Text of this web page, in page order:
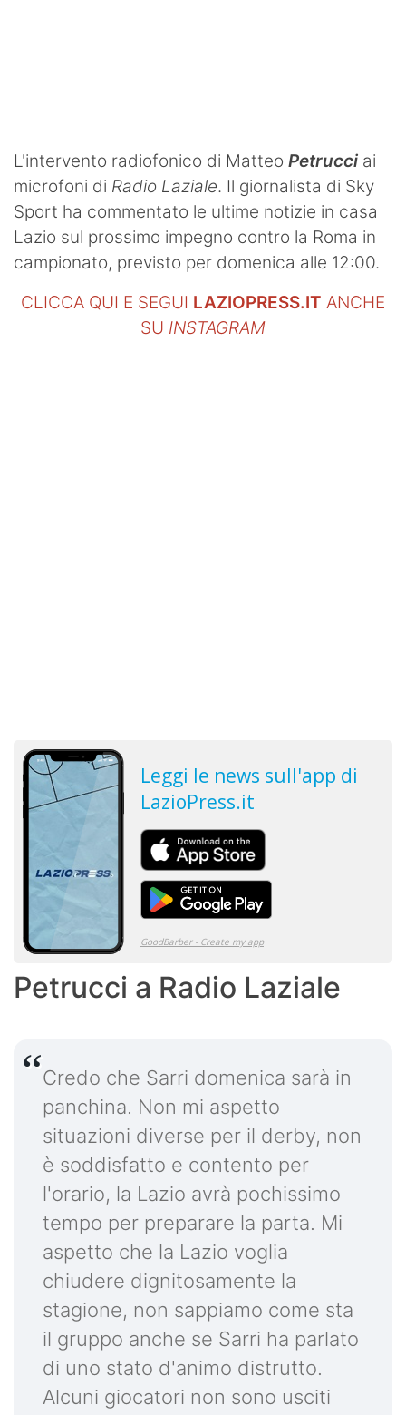
L'intervento radiofonico di Matteo Petrucci ai
microfoni di Radio Laziale. Il giornalista di Sky
Sport ha commentato le ultime notizie in casa
Lazio sul prossimo impegno contro la Roma in
campionato, previsto per domenica alle 12:00.
CLICCA QUI E SEGUI LAZIOPRESS.IT ANCHE
SU INSTAGRAM
Petrucci a Radio Laziale
Credo che Sarri domenica sarà in
panchina. Non mi aspetto
situazioni diverse per il derby, non
è soddisfatto e contento per
l'orario, la Lazio avrà pochissimo
tempo per preparare la parta. Mi
aspetto che la Lazio voglia
chiudere dignitosamente la
stagione, non sappiamo come sta
il gruppo anche se Sarri ha parlato
di uno stato d'animo distrutto.
Alcuni giocatori non sono usciti